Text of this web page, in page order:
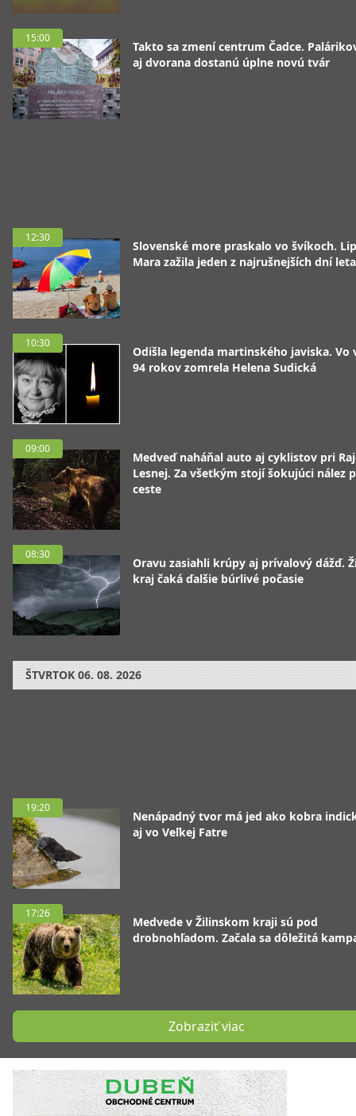
15:00
Takto sa zmení centrum Čadce.
aj dvorana dostanú úplne novú tvár
12:30
Slovenské more praskalo vo švíkoch.
Mara zažila jeden z najrušnejších dní leta
10:30
Odišla legenda martinského javiska. Vo
94 rokov zomrela Helena Sudická
09:00
Medveď naháňal auto aj cyklistov pri
Lesnej. Za všetkým stojí šokujúci nález
ceste
08:30
Oravu zasiahli krúpy aj prívalový dážď.
kraj čaká ďalšie búrlivé počasie
ŠTVRTOK 06. 08. 2026
19:20
Nenápadný tvor má jed ako kobra
aj vo Veľkej Fatre
17:26
Medvede v Žilinskom kraji sú pod
drobnohľadom. Začala sa dôležitá
Zobraziť viac